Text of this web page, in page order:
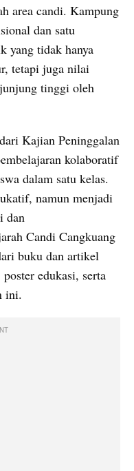
area candi. Kampung
dan satu
yang tidak hanya
tetapi juga nilai
tinggi oleh
Kajian Peninggalan
kolaboratif
dalam satu kelas.
namun menjadi
dan
Candi Cangkuang
buku dan artikel
edukasi, serta
ini.